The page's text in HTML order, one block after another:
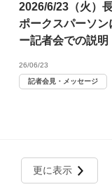
2026/6/23（火）
ポークスパーソ
ー記者会での説明
26/06/23
記者会見・メッセージ
更に表示